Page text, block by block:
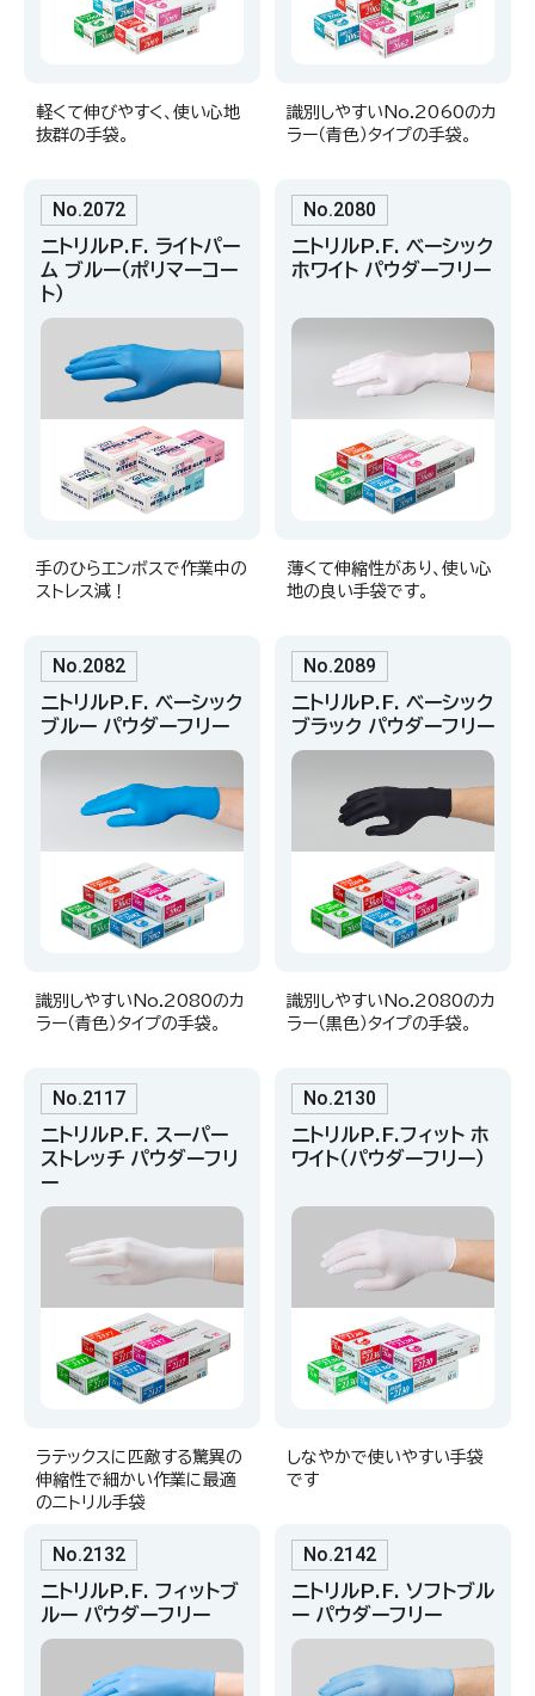
軽くて伸びやすく、使い心地
抜群の手袋。
識別しやすいNo.2060のカ
ラー（青色）タイプの手袋。
No.2072
ニトリルP.F. ライトパー
ム ブルー（ポリマーコー
ト）
手のひらエンボスで作業中の
ストレス減！
No.2080
ニトリルP.F. ベーシック
ホワイト パウダーフリー
薄くて伸縮性があり、使い心
地の良い手袋です。
No.2082
ニトリルP.F. ベーシック
ブルー パウダーフリー
識別しやすいNo.2080のカ
ラー（青色）タイプの手袋。
No.2089
ニトリルP.F. ベーシック
ブラック パウダーフリー
識別しやすいNo.2080のカ
ラー（黒色）タイプの手袋。
No.2117
ニトリルP.F. スーパー
ストレッチ パウダーフリ
ー
ラテックスに匹敵する驚異の
伸縮性で細かい作業に最適
のニトリル手袋
No.2130
ニトリルP.F.フィット ホ
ワイト（パウダーフリー）
しなやかで使いやすい手袋
です
No.2132
ニトリルP.F. フィットブ
ルー パウダーフリー
No.2142
ニトリルP.F. ソフトブル
ー パウダーフリー